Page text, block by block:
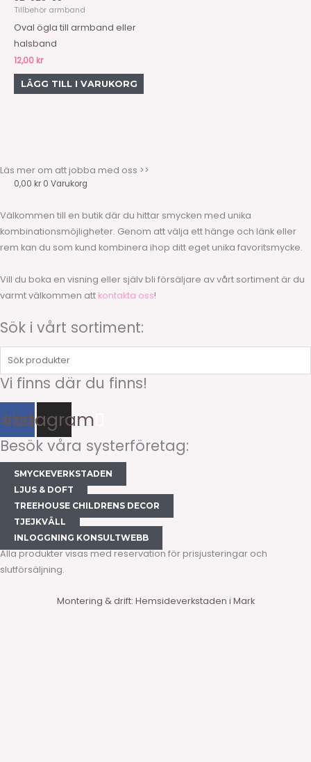
Tillbehör armband
Oval ögla till armband eller
halsband
12,00 kr
LÄGG TILL I VARUKORG
Läs mer om att jobba med oss >>
0,00 kr 0 Varukorg
Välkommen till en butik där du hittar smycken med unika
kombinationsmöjligheter. Genom att välja ett hänge och länk eller
rem kan du som kund kombinera ihop ditt eget unika favoritsmycke.
Vill du boka en visning eller själv bli försäljare av vårt sortiment är du
varmt välkommen att kontakta oss!
Sök i vårt sortiment:
Sök
Vi finns där du finns!
Instagram
Besök våra systerföretag:
SMYCKEVERKSTADEN
LJUS & DOFT
TREEHOUSE CHILDRENS DECOR
TJEJKVÄLL
INLOGGNING KONSULTWEBB
Alla produkter visas med reservation för prisjusteringar och
slutförsäljning.
Montering & drift: Hemsideverkstaden i Mark